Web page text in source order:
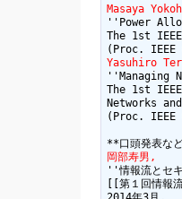
Masaya
''Power
The 1st
Yasuhiro
''Managing
The 1st
Networks
(Proc. IEEE
岡部寿男,
''情報流とセ
[[第１回情